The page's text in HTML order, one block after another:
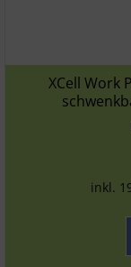
XCell Work
inkl.